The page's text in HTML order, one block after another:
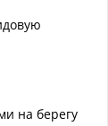
на берегу